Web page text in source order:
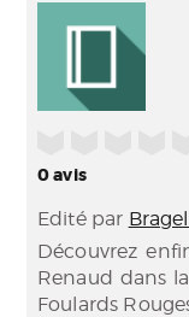
0avis
Edité par
Découvrez
Renaud dans
Foulards